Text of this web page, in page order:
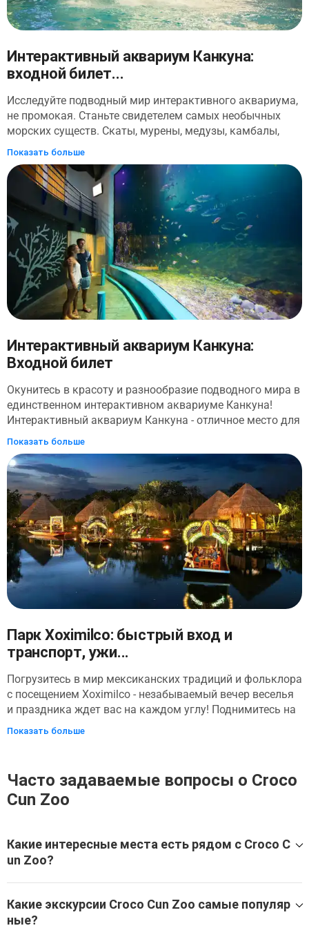
Интерактивный аквариум Канкуна:
входной билет...
Исследуйте подводный мир интерактивного аквариума,
не промокая. Станьте свидетелем самых необычных
морских существ. Скаты, мурены, медузы, камбалы,
рыбы-клоуны, рыбы-скорпионы, крылатки, кораллы,
анемоны, морские львы и дельфины с палубы
посетителя. Затем посмотрите Презентацию дельфинов,
демонстрирующую физические способности и
координацию дельфинов. Смотрите, как они выполняют
прыжки, вращения и акробатику. Интерактивный
аквариум предлагает захватывающие и незабываемые
морские впечатления для всех.
Показать больше
Интерактивный аквариум Канкуна:
Входной билет
Окунитесь в красоту и разнообразие подводного мира в
единственном интерактивном аквариуме Канкуна!
Интерактивный аквариум Канкуна - отличное место для
детей всех возрастов, которые хотят узнать об океанах
и о том, как их сохранить. Получите практический опыт
во время интерактивных встреч, где вы сможете узнать
об увлекательной морской жизни. Подойдите поближе к
таким видам, как скаты и иглокожие, таким как
морские звезды, морские огурцы и ежи. Ряд
мероприятий доступен для дополнительных занятий,
например, дайвинга в 6-метровом аквариуме (Aquarium
Trek) или отдыха в спа-центре Fish Spa.
Показать больше
Парк Xoximilco: быстрый вход и
транспорт, ужи...
Погрузитесь в мир мексиканских традиций и фольклора
с посещением Xoximilco - незабываемый вечер веселья
и праздника ждет вас на каждом углу! Поднимитесь на
борт живописной лодки Trajinera, представляющей
насладитесь открытым баром с текилой, ромом, водкой,
пивом, безалкогольными напитками и пресной водой. И
мексиканской кухни. В течение всего вечера
погрузитесь в яркие звуки и ритмы Мексики с живой
Приготовьтесь петь, танцевать и праздновать все, что
делает Мексику такой особенной, и кричать «¡Viva
Показать больше
Часто задаваемые вопросы о Croco
Cun Zoo
Какие интересные места есть рядом с Croco C
un Zoo?
множества других великолепных мест.
Эти экскурсии охватывают Croco Cun Zoo и другие близ
Какие экскурсии Croco Cun Zoo самые популяр
ные?